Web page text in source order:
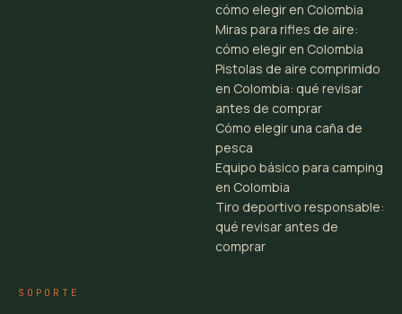
cómo elegir en Colombia
Miras para rifles de aire:
cómo elegir en Colombia
Pistolas de aire comprimido
en Colombia: qué revisar
antes de comprar
Cómo elegir una caña de
pesca
Equipo básico para camping
en Colombia
Tiro deportivo responsable:
qué revisar antes de
comprar
SOPORTE